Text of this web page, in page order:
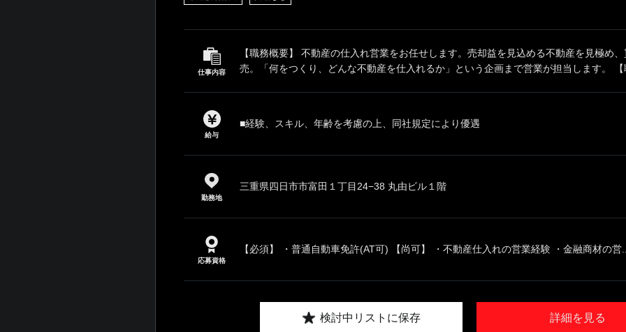
仕事内容
【職務概要】 不動産の仕入れ営業をお任せします。売却益を見込める不動産を見極め
売。「何をつくり、どんな不動産を仕入れるか」という企画まで営業が担当します。 【
給与
■経験、スキル、年齢を考慮の上、同社規定により優遇
勤務地
三重県四日市市富田１丁目24−38 丸由ビル１階
応募資格
【必須】 ・普通自動車免許(AT可) 【尚可】 ・不動産仕入れの営業経験 ・金融商材の営...
詳細を見る
検討中リストに保存